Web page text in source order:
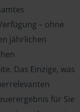
– ohne
jährlichen
Das Einzige, was
für Sie